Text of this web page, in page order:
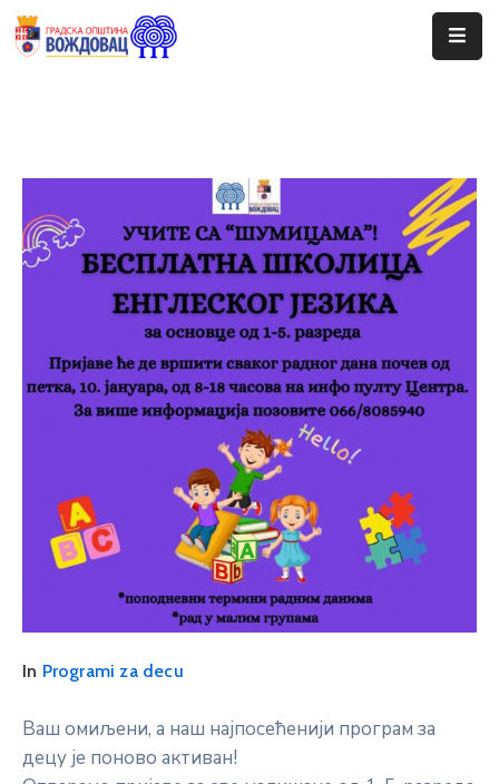
Програми
Јавне
Набавке
In Programi za decu
Ваш омиљени, а наш најпосећенији програм за
децу је поново активан!